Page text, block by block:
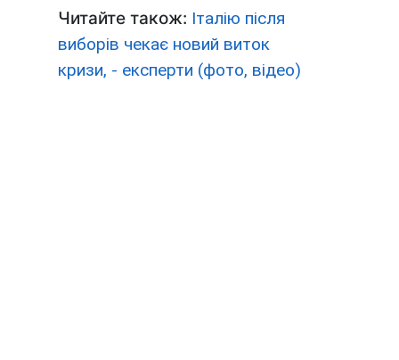
Читайте також: Італію після
виборів чекає новий виток
кризи, - експерти (фото, відео)